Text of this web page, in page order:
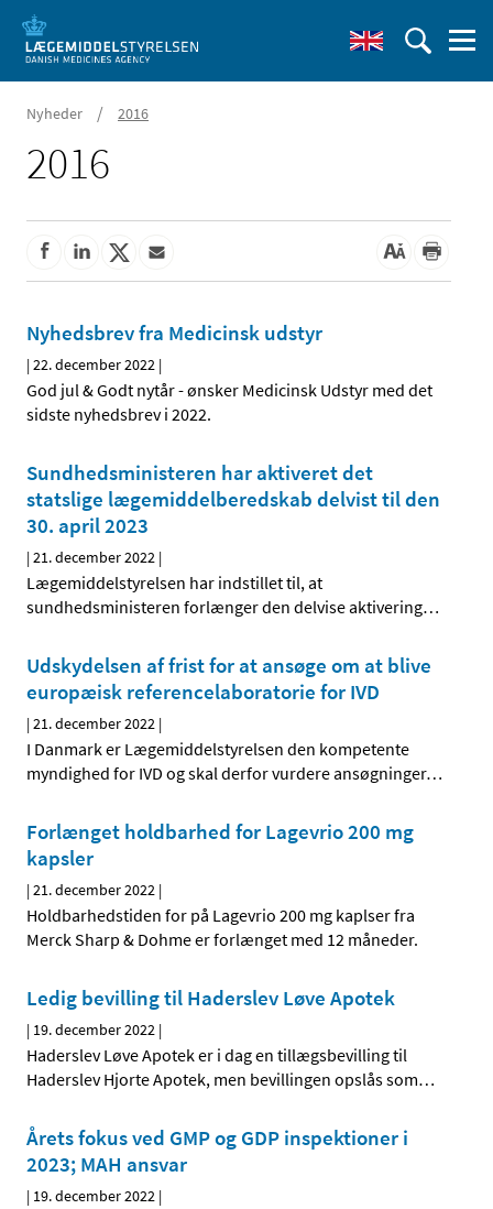
Nyheder / 2016
2016
Nyhedsbrev fra Medicinsk udstyr
|22. december 2022 |
God jul & Godt nytår - ønsker Medicinsk Udstyr med det
sidste nyhedsbrev i 2022.
Sundhedsministeren har aktiveret det
statslige lægemiddelberedskab delvist til den
30. april 2023
|21. december 2022 |
Lægemiddelstyrelsen har indstillet til, at
sundhedsministeren forlænger den delvise aktivering…
Udskydelsen af frist for at ansøge om at blive
europæisk referencelaboratorie for IVD
|21. december 2022 |
I Danmark er Lægemiddelstyrelsen den kompetente
myndighed for IVD og skal derfor vurdere ansøgninger…
Forlænget holdbarhed for Lagevrio 200 mg
kapsler
|21. december 2022 |
Holdbarhedstiden for på Lagevrio 200 mg kaplser fra
Merck Sharp & Dohme er forlænget med 12 måneder.
Ledig bevilling til Haderslev Løve Apotek
| 19. december 2022 |
Haderslev Løve Apotek er i dag en tillægsbevilling til
Haderslev Hjorte Apotek, men bevillingen opslås som…
Årets fokus ved GMP og GDP inspektioner i
2023; MAH ansvar
| 19. december 2022 |